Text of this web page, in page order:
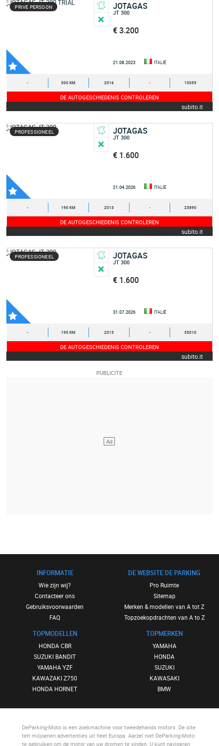
PRIVE PERSOON JOTAGAS
JT 300
€ 3.200
21.08.2023 ITALIË
- 300 KM 2016 - 10059
DE AUTOGESCHIEDENIS CONTROLEREN
subito.it
PROFESSIONEEL JOTAGAS
JT 300
€ 1.600
21.04.2026 ITALIË
- 190 KM 2013 - 23890
DE AUTOGESCHIEDENIS CONTROLEREN
subito.it
PROFESSIONEEL JOTAGAS
JT 300
€ 1.600
31.07.2026 ITALIË
- 190 KM 2013 - 35010
DE AUTOGESCHIEDENIS CONTROLEREN
subito.it
INFORMATIE
Wie zijn wij?
Contacteer ons
Gebruiksvoorwaarden
FAQ
TOPMODELLEN
HONDA CBR
SUZUKI BANDIT
YAMAHA YZF
KAWAZAKI Z750
HONDA HORNET
DE WEBSITE DE PARKING
Pro Ruimte
Sitemap
Merken & modellen van A tot Z
Topzoekopdrachten van A to Z
TOPMERKEN
YAMAHA
HONDA
SUZUKI
KAWASAKI
BMW
DeParking-Motois een zoekmachine voor tweedehands motors. De site
telt miljoenen advertenties uit heel Europa. Aarzel niet DeParking-Moto
te gebruiken om de motor van uw dromen te vinden. U kunt navigeren